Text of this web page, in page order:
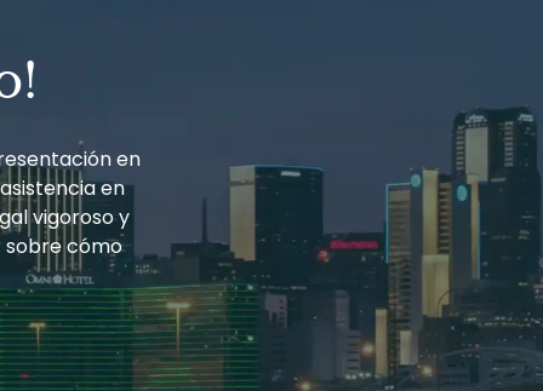
en
en
vigoroso y
sobre cómo